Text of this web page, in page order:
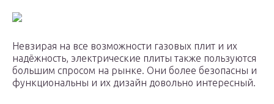
Невзирая на все возможности газовых плит и их
надёжность, электрические плиты также пользуются
большим спросом на рынке. Они более безопасны и
функциональны и их дизайн довольно интересный.